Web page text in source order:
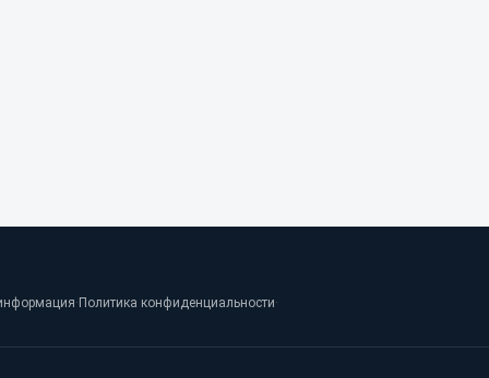
· Политика конфиденциальности·